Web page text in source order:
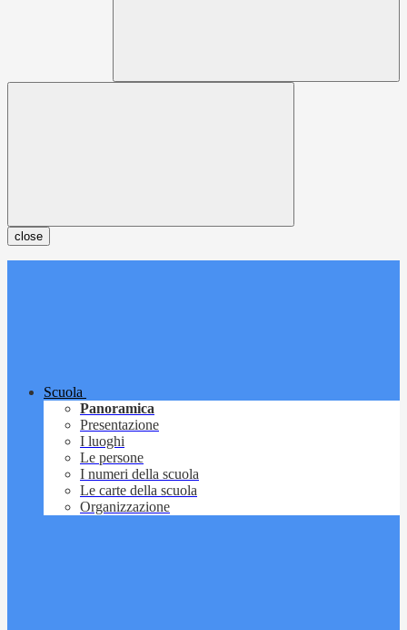
close
Scuola
Panoramica
Presentazione
I luoghi
Le persone
I numeri della scuola
Le carte della scuola
Organizzazione